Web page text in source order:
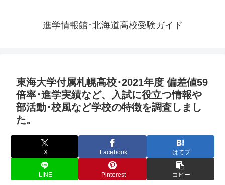
進学情報館･北海道高校受験ガイド
東海大学付属札幌高校･2021年度 偏差値59
倍率･進学実績など、入試に役立つ情報や
部活動･校風など学校の特徴を調査しまし
た。
X Facebook はてブ
LINE Pinterest コピー